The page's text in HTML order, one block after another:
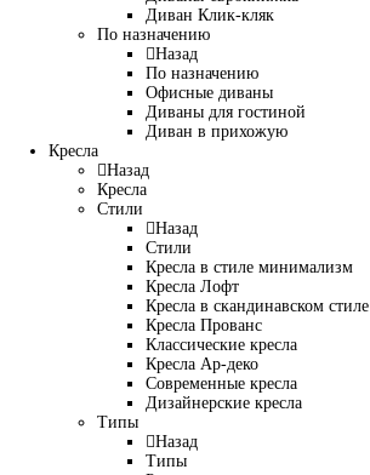
Диван Клик-кляк
По назначению
Назад
По назначению
Офисные диваны
Диваны для гостиной
Диван в прихожую
Кресла
Назад
Кресла
Стили
Назад
Стили
Кресла в стиле минимализм
Кресла Лофт
Кресла в скандинавском стиле
Кресла Прованс
Классические кресла
Кресла Ар-деко
Современные кресла
Дизайнерские кресла
Типы
Назад
Типы